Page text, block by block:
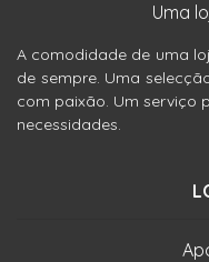
Uma
A comodidade de uma
de sempre. Uma
com paixão. Um serviço
necessidades.